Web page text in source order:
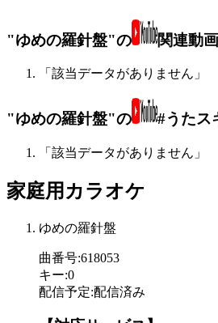
"ゆめの羅針盤"の 関連動画
「該当データがありません」
"ゆめの羅針盤"の #うたス
「該当データがありません」
家庭用カラオケ
ゆめの羅針盤
曲番号:618053
キー:0
配信予定:配信済み